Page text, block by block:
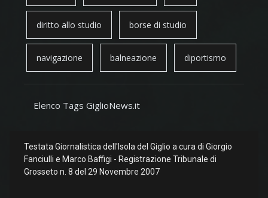
diritto allo studio borse di studio
navigazione balneazione diportismo
Elenco Tags GiglioNews.it
Testata Giornalistica dell'Isola del Giglio a cura di Giorgio
Fanciulli e Marco Baffigi - Registrazione Tribunale di
Grosseto n. 8 del 29 Novembre 2007